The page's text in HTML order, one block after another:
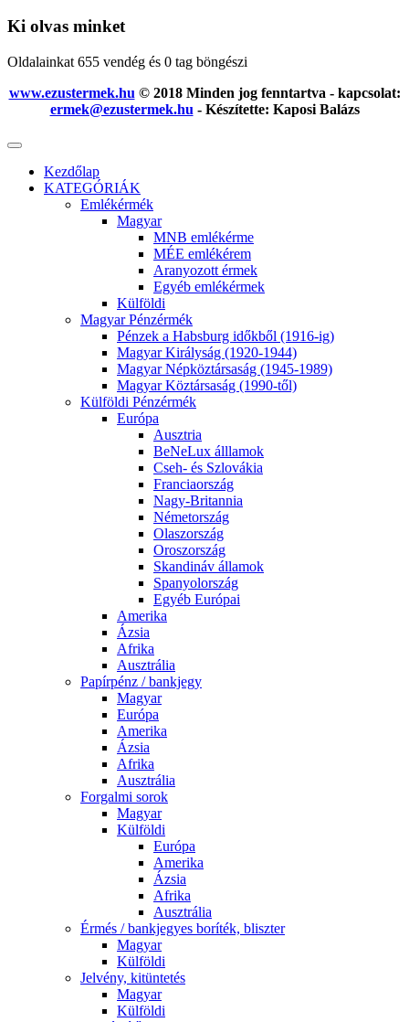
Ki olvas minket
Oldalainkat 655 vendég és 0 tag böngészi
www.ezustermek.hu © 2018 Minden jog fenntartva - kapcsolat:
ermek@ezustermek.hu - Készítette: Kaposi Balázs
Kezdőlap
KATEGÓRIÁK
Emlékérmék
Magyar
MNB emlékérme
MÉE emlékérem
Aranyozott érmek
Egyéb emlékérmek
Külföldi
Magyar Pénzérmék
Pénzek a Habsburg időkből (1916-ig)
Magyar Királyság (1920-1944)
Magyar Népköztársaság (1945-1989)
Magyar Köztársaság (1990-től)
Külföldi Pénzérmék
Európa
Ausztria
BeNeLux álllamok
Cseh- és Szlovákia
Franciaország
Nagy-Britannia
Németország
Olaszország
Oroszország
Skandináv államok
Spanyolország
Egyéb Európai
Amerika
Ázsia
Afrika
Ausztrália
Papírpénz / bankjegy
Magyar
Európa
Amerika
Ázsia
Afrika
Ausztrália
Forgalmi sorok
Magyar
Külföldi
Európa
Amerika
Ázsia
Afrika
Ausztrália
Érmés / bankjegyes boríték, bliszter
Magyar
Külföldi
Jelvény, kitüntetés
Magyar
Külföldi